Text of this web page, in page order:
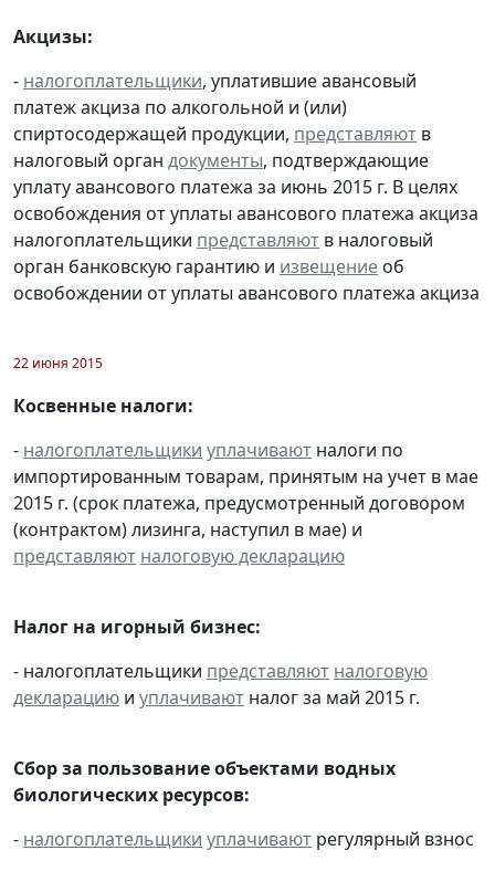
Акцизы:
- налогоплательщики, уплатившие авансовый
платеж акциза по алкогольной и (или)
спиртосодержащей продукции, представляют в
налоговый орган документы, подтверждающие
уплату авансового платежа за июнь 2015 г. В целях
освобождения от уплаты авансового платежа акциза
налогоплательщики представляют в налоговый
орган банковскую гарантию и извещение об
освобождении от уплаты авансового платежа акциза
22 июня 2015
Косвенные налоги:
- налогоплательщики уплачивают налоги по
импортированным товарам, принятым на учет в мае
2015 г. (срок платежа, предусмотренный договором
(контрактом) лизинга, наступил в мае) и
представляют налоговую декларацию
Налог на игорный бизнес:
- налогоплательщики представляют налоговую
декларацию и уплачивают налог за май 2015 г.
Сбор за пользование объектами водных
биологических ресурсов:
- налогоплательщики уплачивают регулярный взнос